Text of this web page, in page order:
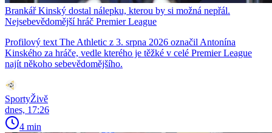
Brankář Kinský dostal nálepku, kterou by si možná nepřál.
Nejsebevědomější hráč Premier League
Profilový text The Athletic z 3. srpna 2026 označil Antonína
Kinského za hráče, vedle kterého je těžké v celé Premier League
najít někoho sebevědomějšího.
SportyŽivě
dnes, 17:26
4 min